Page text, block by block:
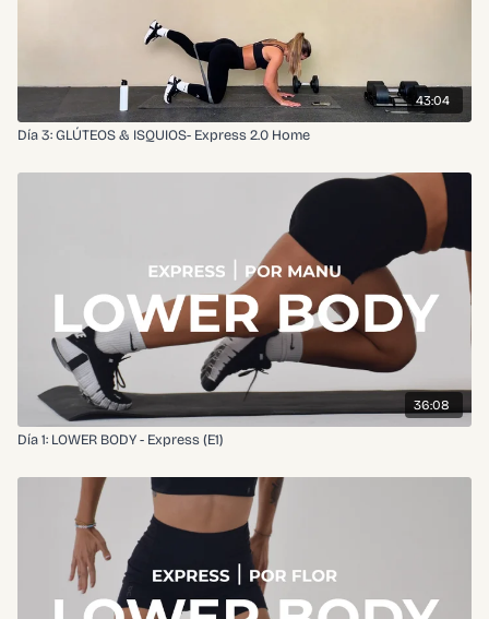
43:04
Día 3: GLÚTEOS & ISQUIOS- Express 2.0 Home
36:08
Día 1: LOWER BODY - Express (E1)